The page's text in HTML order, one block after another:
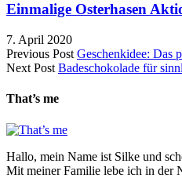
Einmalige Osterhasen
7. April 2020
Previous Post Geschenkidee: Das
Next Post Badeschokolade für
That’s me
Hallo, mein Name ist Silke und
Mit meiner Familie lebe ich in der